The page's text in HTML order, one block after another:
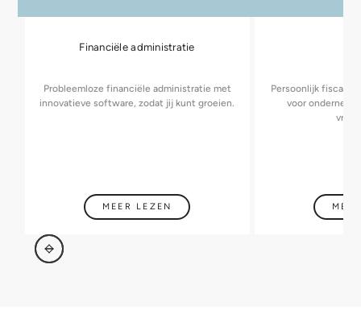
Financiële administratie
Probleemloze financiële administratie met
innovatieve software, zodat jij kunt groeien.
MEER LEZEN
Persoonlijk fiscaal
voor